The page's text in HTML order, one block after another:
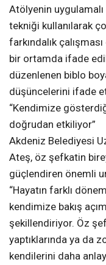
Atölyenin
tekniği kullanılarak
farkındalık
bir ortamda ifade
düzenlenen biblo
düşüncelerini ifade
“Kendimize
doğrudan etkiliyor”
Akdeniz Belediyesi
Ateş, öz şefkatin
güçlendiren önemli
“Hayatın farklı
kendimize bakış
şekillendiriyor. Öz
yaptıklarında ya da
kendilerini daha